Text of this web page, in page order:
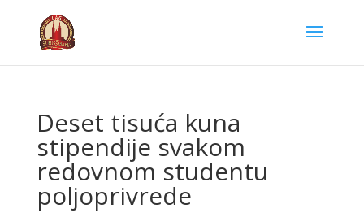
Deset tisuća kuna
stipendije svakom
redovnom studentu
poljoprivrede